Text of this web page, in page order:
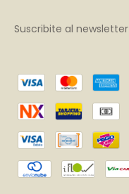
Suscribite al newsletter